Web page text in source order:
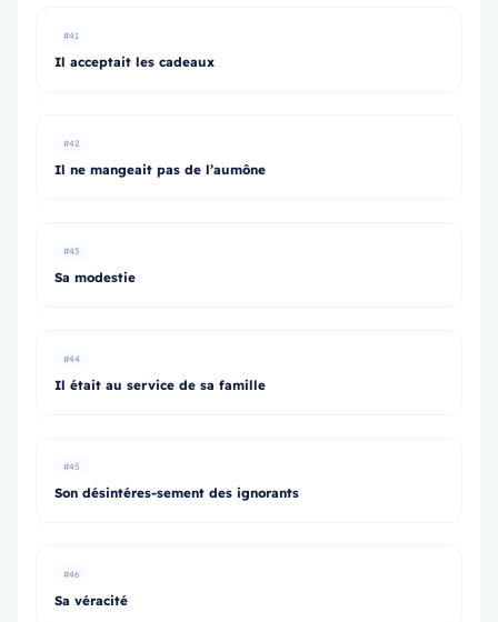
#41
Il acceptait les cadeaux
#42
Il ne mangeait pas de l’aumône
#43
Sa modestie
#44
Il était au service de sa famille
#45
Son désintéres-sement des ignorants
#46
Sa véracité